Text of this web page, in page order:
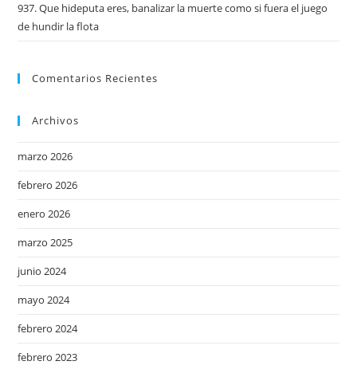
937. Que hideputa eres, banalizar la muerte como si fuera el juego
de hundir la flota
Comentarios Recientes
Archivos
marzo 2026
febrero 2026
enero 2026
marzo 2025
junio 2024
mayo 2024
febrero 2024
febrero 2023